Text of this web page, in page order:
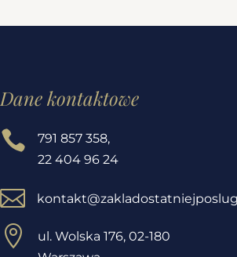
Dane kontaktowe

791 857 358,
22 404 96 24


ul. Wolska 176, 02-180